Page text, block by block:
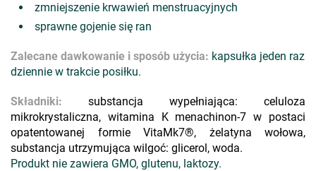
zmniejszenie krwawień menstruacyjnych
sprawne gojenie się ran
Zalecane dawkowanie i sposób użycia: kapsułka jeden raz
dziennie w trakcie posiłku.
Składniki: substancja wypełniająca: celuloza
mikrokrystaliczna, witamina K menachinon-7 w postaci
opatentowanej formie VitaMk7®, żelatyna wołowa,
substancja utrzymująca wilgoć: glicerol, woda.
Produkt nie zawiera GMO, glutenu, laktozy.